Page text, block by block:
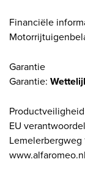
Financiële
Garantie
Garantie:
Productveiligheid
EU
Lemelerbergweg